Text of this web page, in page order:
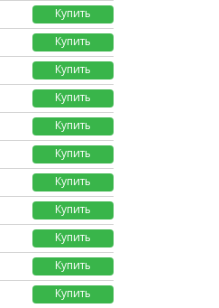
Купить
Купить
Купить
Купить
Купить
Купить
Купить
Купить
Купить
Купить
Купить